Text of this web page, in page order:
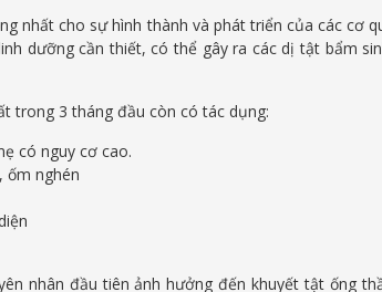
nhất cho sự hình thành và phát triển của các cơ
dưỡng cần thiết, có thể gây ra các dị tật bẩm
trong 3 tháng đầu còn có tác dụng:
có nguy cơ cao.
ốm nghén
nhân đầu tiên ảnh hưởng đến khuyết tật ống